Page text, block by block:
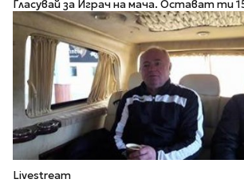
Гласувай за Играч на мача. Остават ти
Livestream